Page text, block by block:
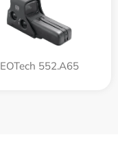
EOTech 552.A65